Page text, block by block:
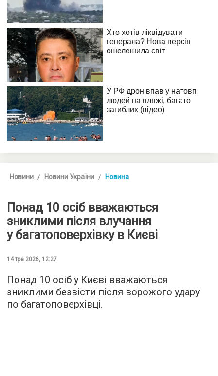
Новини Новини України Новина
Понад 10 осіб вважаються
зниклими після влучання
у багатоповерхівку в Києві
14 тра 2026, 12:27
Понад 10 осіб у Києві вважаються
зниклими безвісти після ворожого удару
по багатоповерхівці.